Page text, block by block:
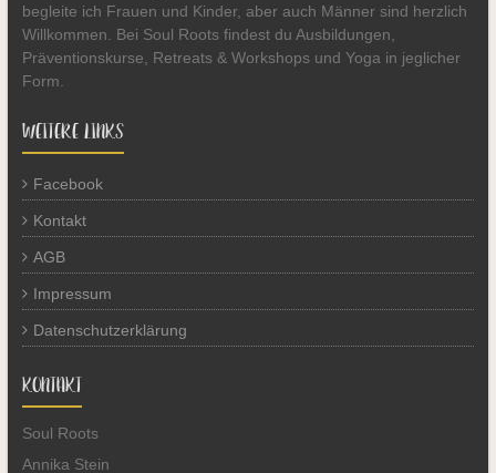
begleite ich Frauen und Kinder, aber auch Männer sind herzlich
Willkommen. Bei Soul Roots findest du Ausbildungen,
Präventionskurse, Retreats & Workshops und Yoga in jeglicher
Form.
WEITERE LINKS
Facebook
Kontakt
AGB
Impressum
Datenschutzerklärung
KONTAKT
Soul Roots
Annika Stein